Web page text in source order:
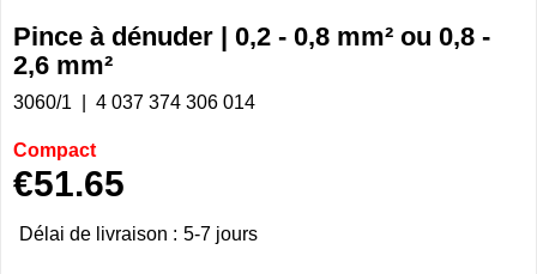
Pince à dénuder | 0,2 - 0,8 mm² ou 0,8 -
2,6 mm²
3060/1 4 037 374 306 014
Compact
€51.65
Délai de livraison : 5-7 jours